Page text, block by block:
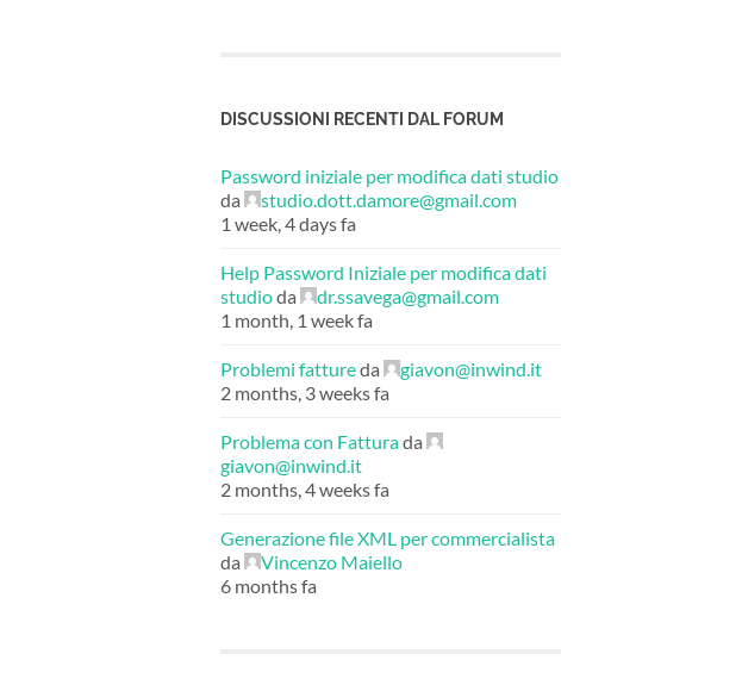
DISCUSSIONI RECENTI DAL FORUM
Password iniziale per modifica dati studio
da
studio.dott.damore@gmail.com
1 week, 4 days fa
Help Password Iniziale per modifica dati
studioda
dr.ssavega@gmail.com
1 month, 1 week fa
Problemi fattureda
giavon@inwind.it
2 months, 3 weeks fa
Problema con Fatturada
giavon@inwind.it
2 months, 4 weeks fa
Generazione file XML per commercialista
da
Vincenzo Maiello
6 months fa